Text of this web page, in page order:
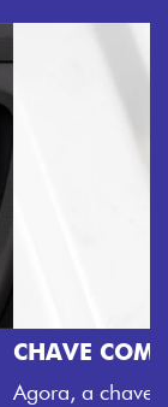
abrir o